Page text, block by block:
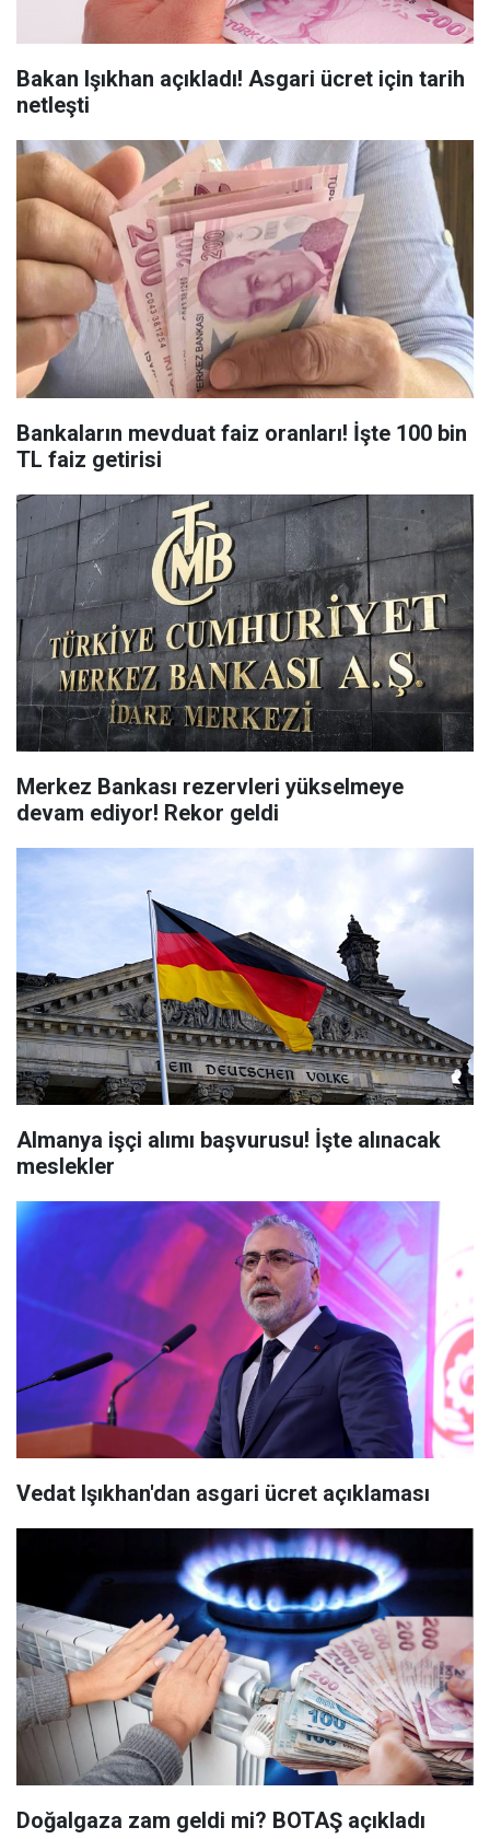
Bakan Işıkhan açıkladı! Asgari ücret için tarih
netleşti
Bankaların mevduat faiz oranları! İşte 100 bin
TL faiz getirisi
Merkez Bankası rezervleri yükselmeye
devam ediyor! Rekor geldi
Almanya işçi alımı başvurusu! İşte alınacak
meslekler
Vedat Işıkhan'dan asgari ücret açıklaması
Doğalgaza zam geldi mi? BOTAŞ açıkladı